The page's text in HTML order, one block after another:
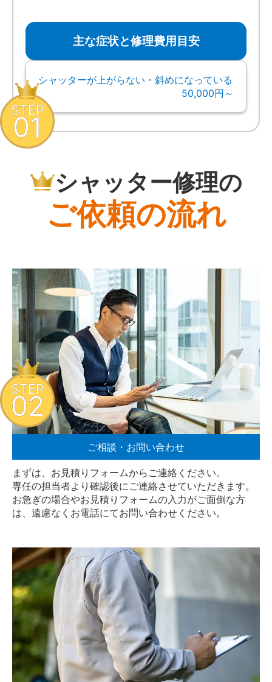
主な症状と修理費用目安
シャッターが上がらない・斜めになっている
50,000円～
シャッター修理の
ご依頼の流れ
STEP
01
ご相談・お問い合わせ
まずは、お見積りフォームからご連絡ください。
専任の担当者より確認後にご連絡させていただきます。
お急ぎの場合やお見積りフォームの入力がご面倒な方
は、遠慮なく お電話にてお問い合わせください。
STEP
02